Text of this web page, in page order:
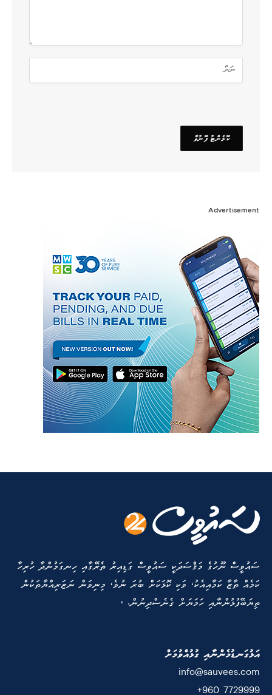
Advertisement
ސައުވީސް ނޫހުގެ މަޤްސަދަކީ ސައުވީސް ގަޑިއިރު ތެރޭގާއި ހިނގަމުންދާ ހުރިހާ
ކަމެއް ތާޒާ ކަމާއިއެކު، ވަކި ކޮޅަކަށް ބުރަ ނުވެ، މިނިވަން ނަޒަރިއްޔާތަކުން
ތިޔަބޭފުޅުންނާއި ހަމަޔަށް ގެނެސްދިނުން. ،
އަޅުގަނޑުމެންނާއި ގުޅުއްވުމަށް
info@sauvees.com
7729999 960+